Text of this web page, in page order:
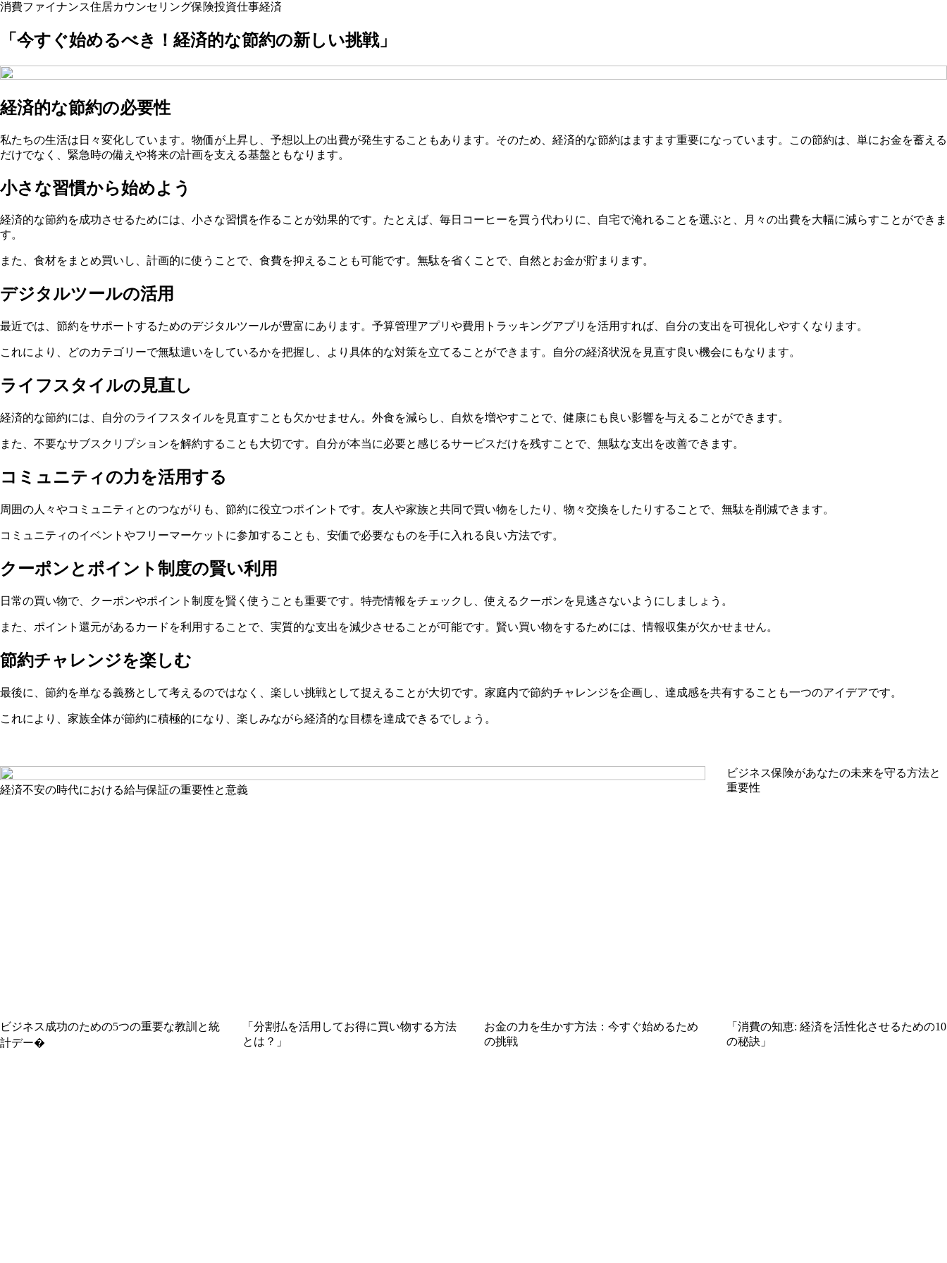
消費ファイナンス住居カウンセリング保険投資仕事経済
「今すぐ始めるべき！経済的な節約の新しい挑戦」
経済的な節約の必要性
私たちの生活は日々変化しています。物価が上昇し、予想以上の出費が発生することもあります。そのため、経済的な節約はますます重要になっています。この節約は、単にお金を蓄える
だけでなく、緊急時の備えや将来の計画を支える基盤ともなります。
小さな習慣から始めよう
経済的な節約を成功させるためには、小さな習慣を作ることが効果的です。たとえば、毎日コーヒーを買う代わりに、自宅で淹れることを選ぶと、月々の出費を大幅に減らすことができま
す。
また、食材をまとめ買いし、計画的に使うことで、食費を抑えることも可能です。無駄を省くことで、自然とお金が貯まります。
デジタルツールの活用
最近では、節約をサポートするためのデジタルツールが豊富にあります。予算管理アプリや費用トラッキングアプリを活用すれば、自分の支出を可視化しやすくなります。
これにより、どのカテゴリーで無駄遣いをしているかを把握し、より具体的な対策を立てることができます。自分の経済状況を見直す良い機会にもなります。
ライフスタイルの見直し
経済的な節約には、自分のライフスタイルを見直すことも欠かせません。外食を減らし、自炊を増やすことで、健康にも良い影響を与えることができます。
また、不要なサブスクリプションを解約することも大切です。自分が本当に必要と感じるサービスだけを残すことで、無駄な支出を改善できます。
コミュニティの力を活用する
周囲の人々やコミュニティとのつながりも、節約に役立つポイントです。友人や家族と共同で買い物をしたり、物々交換をしたりすることで、無駄を削減できます。
コミュニティのイベントやフリーマーケットに参加することも、安価で必要なものを手に入れる良い方法です。
クーポンとポイント制度の賢い利用
日常の買い物で、クーポンやポイント制度を賢く使うことも重要です。特売情報をチェックし、使えるクーポンを見逃さないようにしましょう。
また、ポイント還元があるカードを利用することで、実質的な支出を減少させることが可能です。賢い買い物をするためには、情報収集が欠かせません。
節約チャレンジを楽しむ
最後に、節約を単なる義務として考えるのではなく、楽しい挑戦として捉えることが大切です。家庭内で節約チャレンジを企画し、達成感を共有することも一つのアイデアです。
これにより、家族全体が節約に積極的になり、楽しみながら経済的な目標を達成できるでしょう。
経済不安の時代における給与保証の重要性と意義
ビジネス保険があなたの未来を守る方法と
重要性
ビジネス成功のための5つの重要な教訓と統
計デー�
「分割払を活用してお得に買い物する方法
とは？」
お金の力を生かす方法：今すぐ始めるため
の挑戦
「消費の知恵: 経済を活性化させるための10
の秘訣」